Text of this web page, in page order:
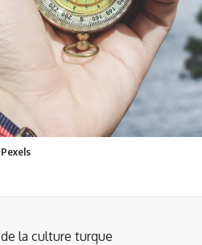
la culture turque